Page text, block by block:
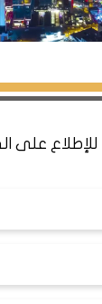
للرياضة
الأماكن
الذي يقع
الترفيهية
بجانب
بشبكة
للإطلاع على